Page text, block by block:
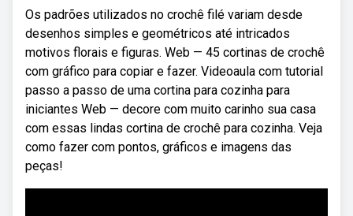
Os padrões utilizados no crochê filé variam desde
desenhos simples e geométricos até intricados
motivos florais e figuras. Web — 45 cortinas de crochê
com gráfico para copiar e fazer. Videoaula com tutorial
passo a passo de uma cortina para cozinha para
iniciantes Web — decore com muito carinho sua casa
com essas lindas cortina de crochê para cozinha. Veja
como fazer com pontos, gráficos e imagens das
peças!